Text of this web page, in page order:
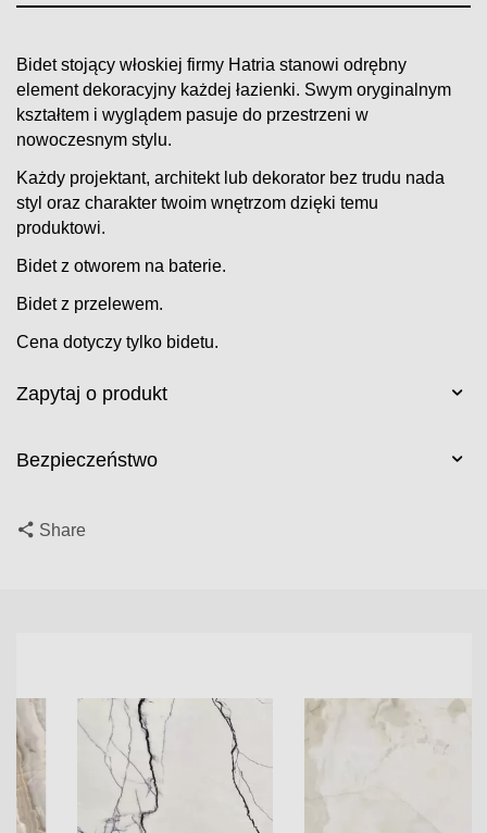
Bidet stojący włoskiej firmy Hatria stanowi odrębny
element dekoracyjny każdej łazienki. Swym oryginalnym
kształtem i wyglądem pasuje do przestrzeni w
nowoczesnym stylu.
Każdy projektant, architekt lub dekorator bez trudu nada
styl oraz charakter twoim wnętrzom dzięki temu
produktowi.
Bidet z otworem na baterie.
Bidet z przelewem.
Cena dotyczy tylko bidetu.
Zapytaj o produkt
Bezpieczeństwo
Share